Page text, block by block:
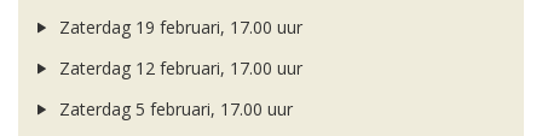
Zaterdag 19 februari, 17.00 uur
Zaterdag 12 februari, 17.00 uur
Zaterdag 5 februari, 17.00 uur